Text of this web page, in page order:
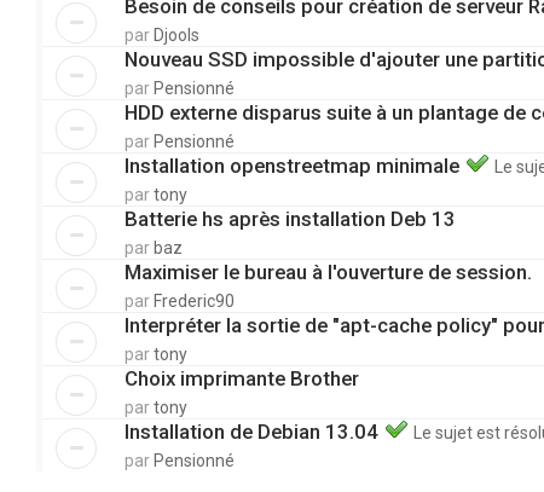
Besoin de conseils pour création de serveur
par Djools
Nouveau SSD impossible d'ajouter une
par Pensionné
HDD externe disparus suite à un plantage de
par Pensionné
Installation openstreetmap minimale
Le
partony
Batterie hs après installation Deb 13
par baz
Maximiser le bureau à l'ouverture de session.
par Frederic90
Interpréter la sortie de "apt-cache policy"
partony
Choix imprimante Brother
partony
Installation de Debian 13.04
Le sujet est
par Pensionné